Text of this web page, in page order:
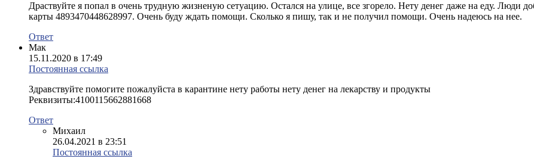
Драствуйте я попал в очень трудную жизненую сетуацию. Остался на улице, все згорело. Нету денег даже на еду. Люди
карты 4893470448628997. Очень буду ждать помощи. Сколько я пишу, так и не получил помощи. Очень надеюсь на нее.
Ответ
Мак
15.11.2020 в 17:49
Постоянная ссылка
Здравствуйте помогите пожалуйста в карантине нету работы нету денег на лекарству и продукты
Реквизиты:4100115662881668
Ответ
Михаил
26.04.2021 в 23:51
Постоянная ссылка